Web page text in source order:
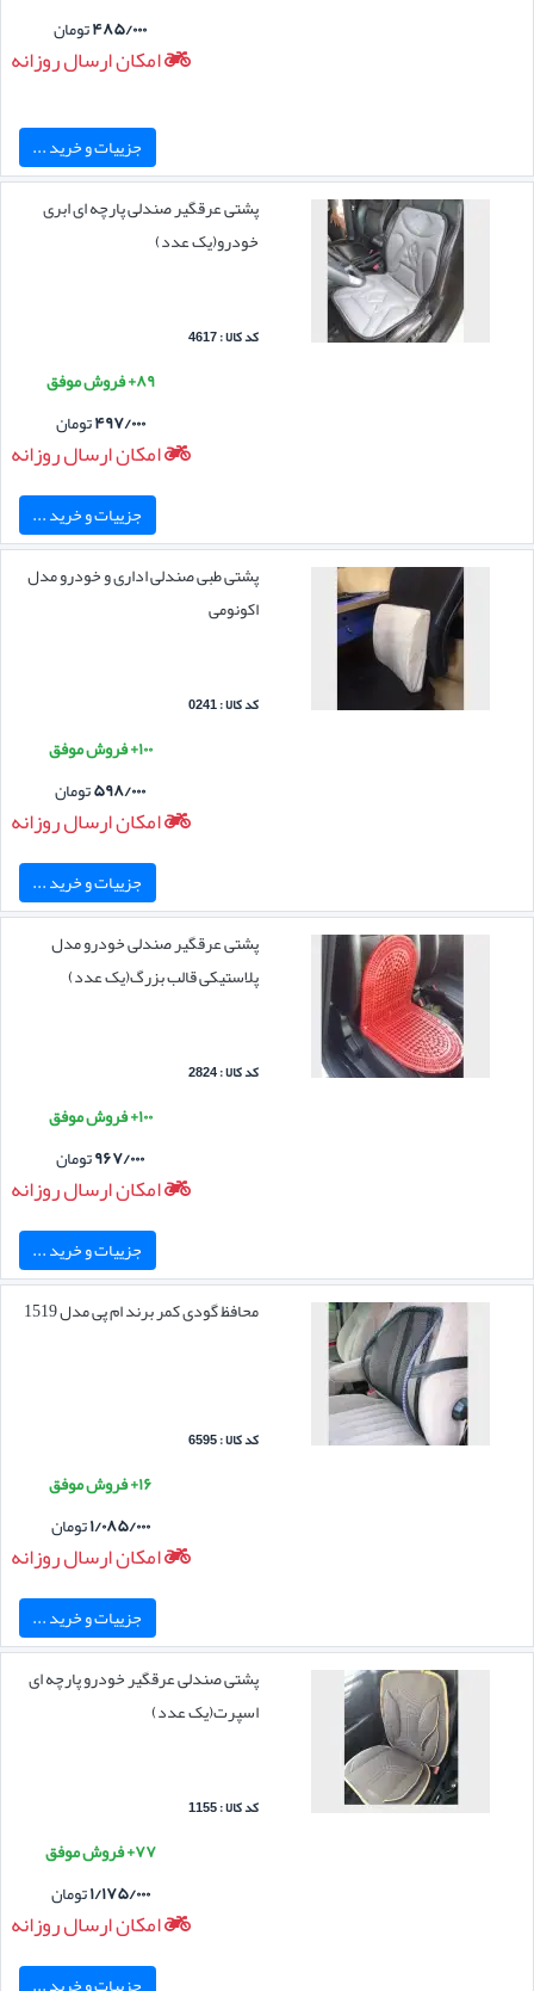
۴۸۵/۰۰۰تومان
امکان ارسال روزانه
جزییات و خرید ...
پشتی عرقگیر صندلی پارچه ای ابری
خودرو(یک عدد)
کد کالا : 4617
۸۹+ فروش موفق
۴۹۷/۰۰۰تومان
امکان ارسال روزانه
جزییات و خرید ...
پشتی طبی صندلی اداری و خودرو مدل
اکونومی
کد کالا : 0241
۱۰۰+ فروش موفق
۵۹۸/۰۰۰تومان
امکان ارسال روزانه
جزییات و خرید ...
پشتی عرقگیر صندلی خودرو مدل
پلاستیکی قالب بزرگ(یک عدد)
کد کالا : 2824
۱۰۰+ فروش موفق
۹۶۷/۰۰۰تومان
امکان ارسال روزانه
جزییات و خرید ...
محافظ گودی کمر برند ام پی مدل 1519
کد کالا : 6595
۱۶+ فروش موفق
۱/۰۸۵/۰۰۰تومان
امکان ارسال روزانه
جزییات و خرید ...
پشتی صندلی عرقگیر خودرو پارچه ای
اسپرت(یک عدد)
کد کالا : 1155
۷۷+ فروش موفق
۱/۱۷۵/۰۰۰تومان
امکان ارسال روزانه